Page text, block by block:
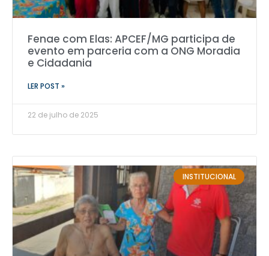
Fenae com Elas: APCEF/MG participa de
evento em parceria com a ONG Moradia
e Cidadania
LER POST »
22 de julho de 2025
INSTITUCIONAL